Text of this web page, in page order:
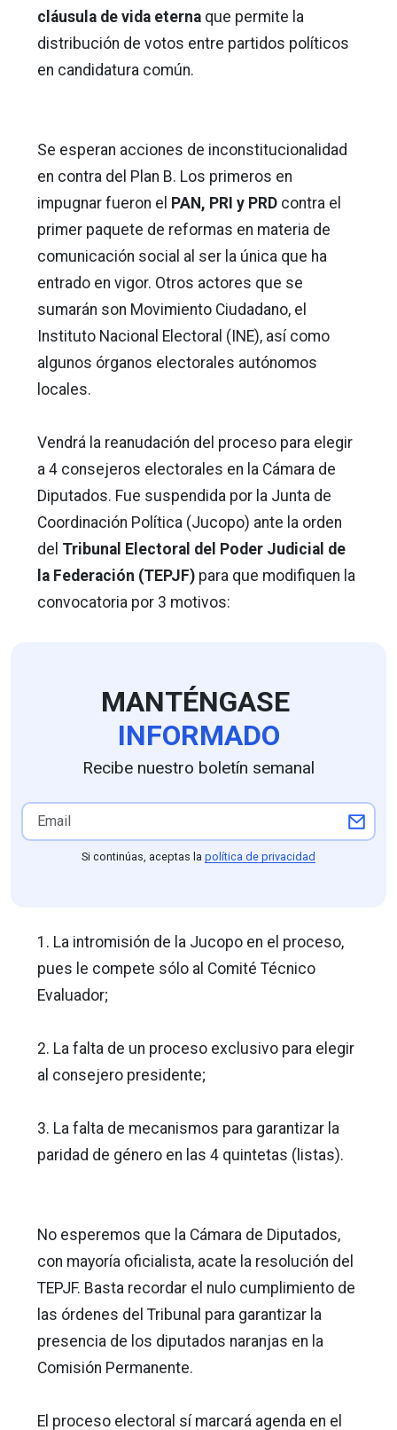
cláusula de vida eterna que permite la
distribución de votos entre partidos políticos
en candidatura común.
Se esperan acciones de inconstitucionalidad
en contra del Plan B. Los primeros en
impugnar fueron el PAN, PRI y PRD contra el
primer paquete de reformas en materia de
comunicación social al ser la única que ha
entrado en vigor. Otros actores que se
sumarán son Movimiento Ciudadano, el
Instituto Nacional Electoral (INE), así como
algunos órganos electorales autónomos
locales.
Vendrá la reanudación del proceso para elegir
a 4 consejeros electorales en la Cámara de
Diputados. Fue suspendida por la Junta de
Coordinación Política (Jucopo) ante la orden
del Tribunal Electoral del Poder Judicial de
la Federación (TEPJF) para que modifiquen la
convocatoria por 3 motivos:
MANTÉNGASE
INFORMADO
Recibe nuestro boletín semanal
Si continúas, aceptas la política de privacidad
1. La intromisión de la Jucopo en el proceso,
pues le compete sólo al Comité Técnico
Evaluador;
2. La falta de un proceso exclusivo para elegir
al consejero presidente;
3. La falta de mecanismos para garantizar la
paridad de género en las 4 quintetas (listas).
No esperemos que la Cámara de Diputados,
con mayoría oficialista, acate la resolución del
TEPJF. Basta recordar el nulo cumplimiento de
las órdenes del Tribunal para garantizar la
presencia de los diputados naranjas en la
Comisión Permanente.
El proceso electoral sí marcará agenda en el